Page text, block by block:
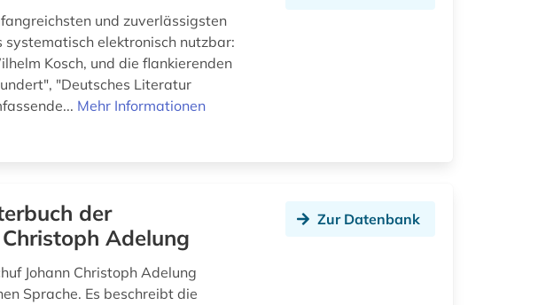
und zuverlässigsten
elektronisch nutzbar:
Kosch, und die flankierenden
"Deutsches Literatur
Mehr Informationen
der
Adelung
Johann Christoph Adelung
Sprache. Es beschreibt die
Zur Datenbank